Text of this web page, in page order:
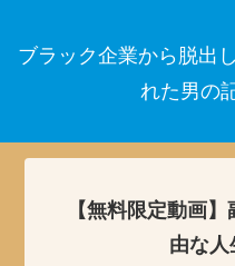
ブラック企業から脱出
れた男の
【無料限定動画
由な人